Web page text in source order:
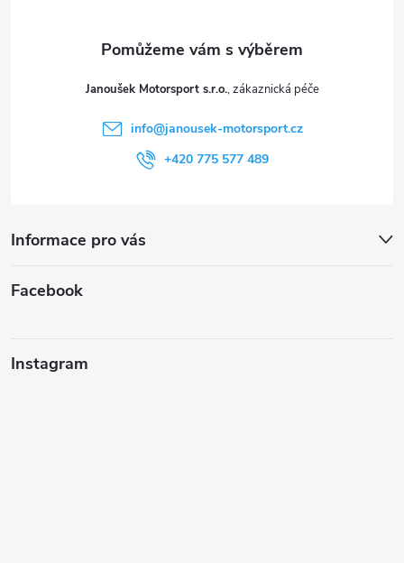
Janoušek Motorsport s.r.o.
info@janousek-motorsport.cz
+420 775 577 489
Informace pro vás
Facebook
Instagram